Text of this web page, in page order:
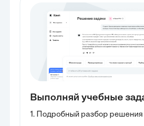
Выполняй учебные
1. Подробный разбор решения